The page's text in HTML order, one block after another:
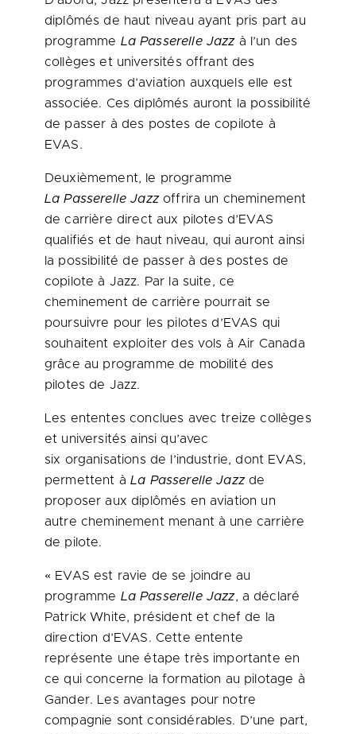
diplômés de haut niveau ayant pris part au
programme La Passerelle Jazzà l’un des
collèges et universités offrant des
programmes d’aviation auxquels elle est
associée. Ces diplômés auront la possibilité
de passer à des postes de copilote à
EVAS.
Deuxièmement, le programme
La Passerelle Jazzoffrira un cheminement
de carrière direct aux pilotes d’EVAS
qualifiés et de haut niveau, qui auront ainsi
la possibilité de passer à des postes de
copilote à Jazz. Par la suite, ce
cheminement de carrière pourrait se
poursuivre pour les pilotes d’EVAS qui
souhaitent exploiter des vols à Air Canada
grâce au programme de mobilité des
pilotes de Jazz.
Les ententes conclues avec treize collèges
et universités ainsi qu’avec
six organisations de l’industrie, dont EVAS,
permettent àLa Passerelle Jazzde
proposer aux diplômés en aviation un
autre cheminement menant à une carrière
de pilote.
« EVAS est ravie de se joindre au
programme La Passerelle Jazz, a déclaré
Patrick White, président et chef de la
direction d’EVAS. Cette entente
représente une étape très importante en
ce qui concerne la formation au pilotage à
Gander. Les avantages pour notre
compagnie sont considérables. D’une part,